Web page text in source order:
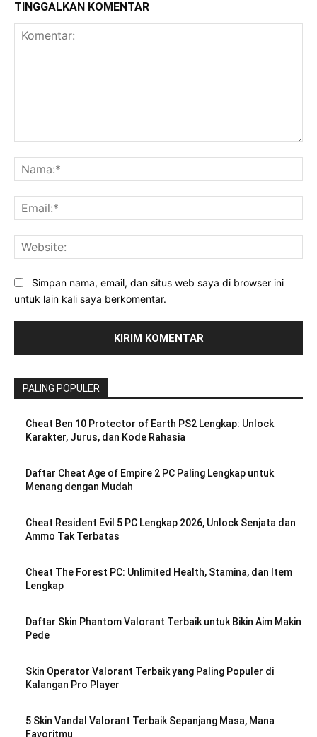
TINGGALKAN KOMENTAR
Simpan nama, email, dan situs web saya di browser ini
untuk lain kali saya berkomentar.
PALING POPULER
Cheat Ben 10 Protector of Earth PS2 Lengkap: Unlock
Karakter, Jurus, dan Kode Rahasia
Daftar Cheat Age of Empire 2 PC Paling Lengkap untuk
Menang dengan Mudah
Cheat Resident Evil 5 PC Lengkap 2026, Unlock Senjata dan
Ammo Tak Terbatas
Cheat The Forest PC: Unlimited Health, Stamina, dan Item
Lengkap
Daftar Skin Phantom Valorant Terbaik untuk Bikin Aim Makin
Pede
Skin Operator Valorant Terbaik yang Paling Populer di
Kalangan Pro Player
5 Skin Vandal Valorant Terbaik Sepanjang Masa, Mana
Favoritmu